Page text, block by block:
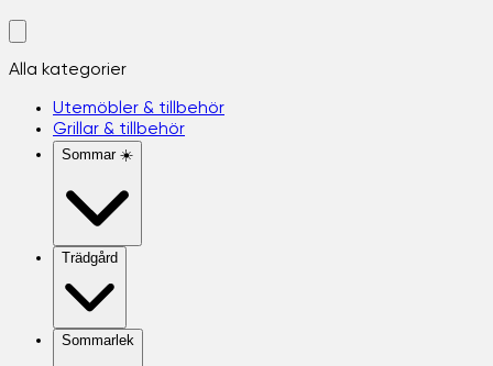
Alla kategorier
Utemöbler & tillbehör
Grillar & tillbehör
Sommar ☀️
Trädgård
Sommarlek